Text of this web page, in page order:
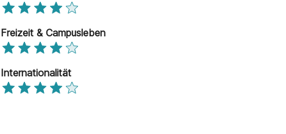
Freizeit & Campusleben
Internationalität